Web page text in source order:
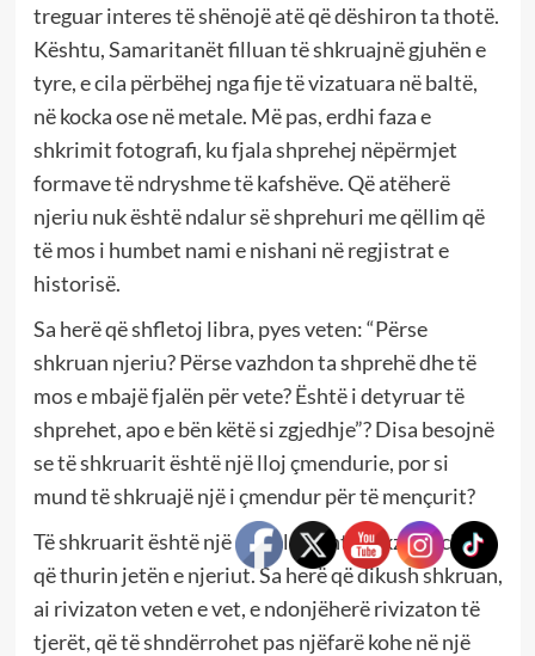
treguar interes të shënojë atë që dëshiron ta thotë.
Kështu, Samaritanët filluan të shkruajnë gjuhën e
tyre, e cila përbëhej nga fije të vizatuara në baltë,
në kocka ose në metale. Më pas, erdhi faza e
shkrimit fotografi, ku fjala shprehej nëpërmjet
formave të ndryshme të kafshëve. Që atëherë
njeriu nuk është ndalur së shprehuri me qëllim që
të mos i humbet nami e nishani në regjistrat e
historisë.
Sa herë që shfletoj libra, pyes veten: “Përse
shkruan njeriu? Përse vazhdon ta shprehë dhe të
mos e mbajë fjalën për vete? Është i detyruar të
shprehet, apo e bën këtë si zgjedhje”? Disa besojnë
se të shkruarit është një lloj çmendurie, por si
mund të shkruajë një i çmendur për të mençurit?
Të shkruarit është një nga elementet ekzisenciale
që thurin jetën e njeriut. Sa herë që dikush shkruan,
ai rivizaton veten e vet, e ndonjëherë rivizaton të
tjerët, që të shndërrohet pas njëfarë kohe në një